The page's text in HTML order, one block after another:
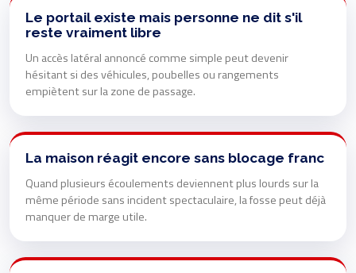
Le portail existe mais personne ne dit s'il
reste vraiment libre
Un accès latéral annoncé comme simple peut devenir
hésitant si des véhicules, poubelles ou rangements
empiètent sur la zone de passage.
La maison réagit encore sans blocage franc
Quand plusieurs écoulements deviennent plus lourds sur la
même période sans incident spectaculaire, la fosse peut déjà
manquer de marge utile.